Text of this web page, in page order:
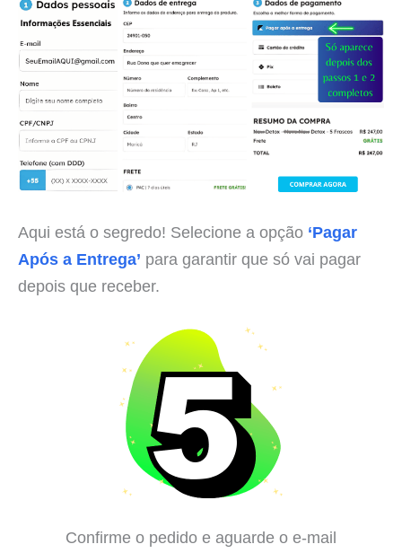
Aqui está o segredo! Selecione a opção ‘Pagar
Após a Entrega’ para garantir que só vai pagar
depois que receber.
Confirme o pedido e aguarde o e-mail